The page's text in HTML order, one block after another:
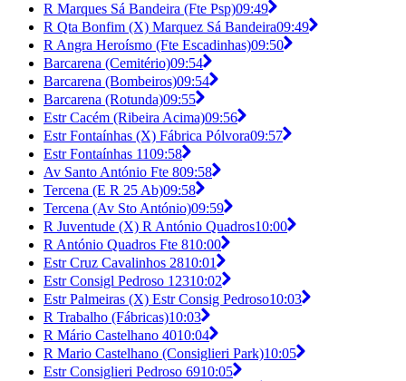
R Marques Sá Bandeira (Fte Psp)09:49
R Qta Bonfim (X) Marquez Sá Bandeira09:49
R Angra Heroísmo (Fte Escadinhas)09:50
Barcarena (Cemitério)09:54
Barcarena (Bombeiros)09:54
Barcarena (Rotunda)09:55
Estr Cacém (Ribeira Acima)09:56
Estr Fontaínhas (X) Fábrica Pólvora09:57
Estr Fontaínhas 1109:58
Av Santo António Fte 809:58
Tercena (E R 25 Ab)09:58
Tercena (Av Sto António)09:59
R Juventude (X) R António Quadros10:00
R António Quadros Fte 810:00
Estr Cruz Cavalinhos 2810:01
Estr Consigl Pedroso 12310:02
Estr Palmeiras (X) Estr Consig Pedroso10:03
R Trabalho (Fábricas)10:03
R Mário Castelhano 4010:04
R Mario Castelhano (Consiglieri Park)10:05
Estr Consiglieri Pedroso 6910:05